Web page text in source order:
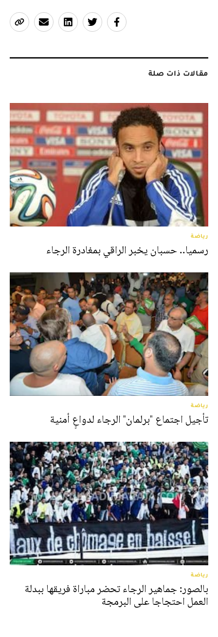
مقالات ذات صلة
رياضة
رسميا.. حسبان يخبر الراقي بمغادرة الرجاء
رياضة
تأجيل اجتماع "برلمان" الرجاء لدواعِِ أمنية
رياضة
بالصور: جماهير الرجاء تحضر مباراة فريقها ببدلة
العمل احتجاجا على البرمجة